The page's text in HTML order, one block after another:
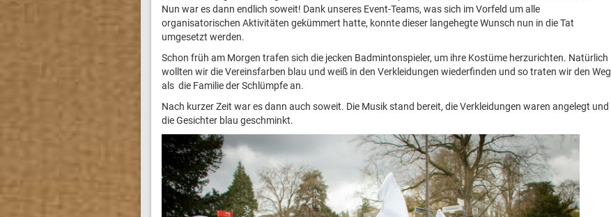
Nun war es dann endlich soweit! Dank unseres Event-Teams, was sich im Vorfeld um alle
organisatorischen Aktivitäten gekümmert hatte, konnte dieser langehegte Wunsch nun in die Tat
umgesetzt werden.
Schon früh am Morgen trafen sich die jecken Badmintonspieler, um ihre Kostüme herzurichten. Natürlich
wollten wir die Vereinsfarben blau und weiß in den Verkleidungen wiederfinden und so traten wir den Weg
als die Familie der Schlümpfe an.
Nach kurzer Zeit war es dann auch soweit. Die Musik stand bereit, die Verkleidungen waren angelegt und
die Gesichter blau geschminkt.